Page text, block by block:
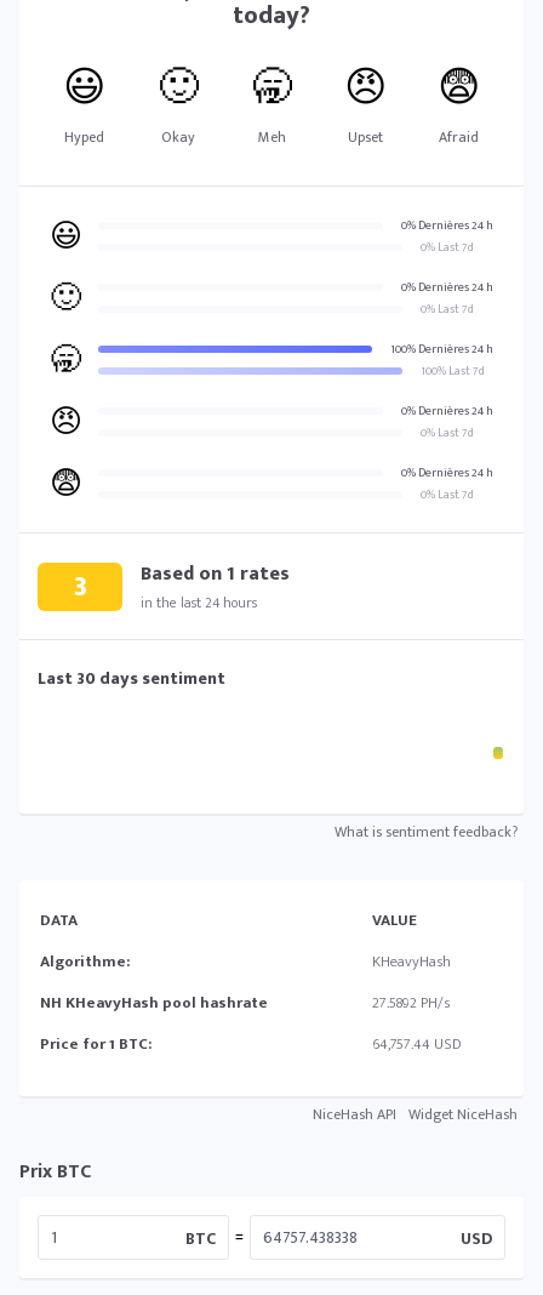
today?
😃
Hyped
🙂
Okay
🥱
Meh
😠
Upset
😨
Afraid
😃
0% Dernières 24 h
0% Last 7d
🙂
0% Dernières 24 h
0% Last 7d
🥱
100% Dernières 24 h
100% Last 7d
😠
0% Dernières 24 h
0% Last 7d
😨
0% Dernières 24 h
0% Last 7d
3 Based on1 rates
in the last 24 hours
Last 30 days sentiment
What is sentiment feedback?
DATA
VALUE
Algorithme:
KHeavyHash
NH KHeavyHash pool hashrate
27.5892 PH/s
Price for 1 BTC:
64,757.44 USD
NiceHash API Widget NiceHash
Prix BTC
BTC = USD